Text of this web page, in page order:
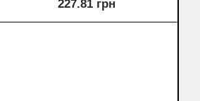
227.81 грн